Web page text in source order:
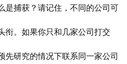
是捕获？请记住，不同的公司可
衔。如果你只和几家公司打交
先研究的情况下联系同一家公司